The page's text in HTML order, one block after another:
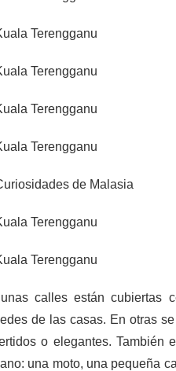
calles están cubiertas
de las casas. En otras
o elegantes. También
una moto, una pequeña